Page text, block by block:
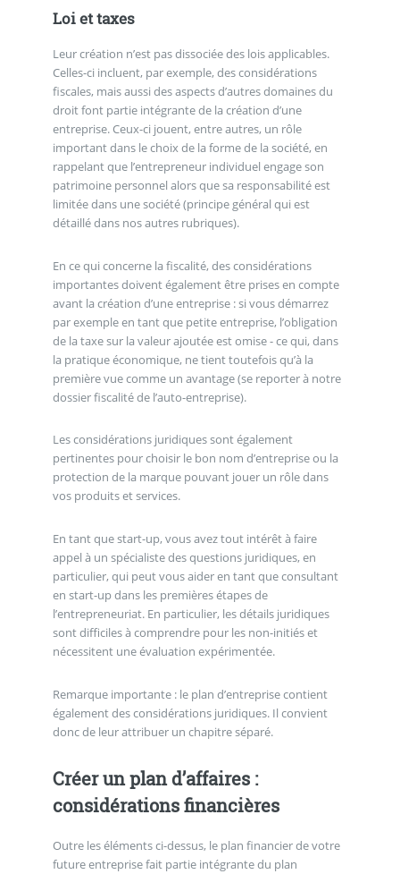
Loi et taxes
Leur création n’est pas dissociée des lois applicables.
Celles-ci incluent, par exemple, des considérations
fiscales, mais aussi des aspects d’autres domaines du
droit font partie intégrante de la création d’une
entreprise. Ceux-ci jouent, entre autres, un rôle
important dans le choix de la forme de la société, en
rappelant que l’entrepreneur individuel engage son
patrimoine personnel alors que sa responsabilité est
limitée dans une société (principe général qui est
détaillé dans nos autres rubriques).
En ce qui concerne la fiscalité, des considérations
importantes doivent également être prises en compte
avant la création d’une entreprise : si vous démarrez
par exemple en tant que petite entreprise, l’obligation
de la taxe sur la valeur ajoutée est omise - ce qui, dans
la pratique économique, ne tient toutefois qu’à la
première vue comme un avantage (se reporter à notre
dossier fiscalité de l’auto-entreprise).
Les considérations juridiques sont également
pertinentes pour choisir le bon nom d’entreprise ou la
protection de la marque pouvant jouer un rôle dans
vos produits et services.
En tant que start-up, vous avez tout intérêt à faire
appel à un spécialiste des questions juridiques, en
particulier, qui peut vous aider en tant que consultant
en start-up dans les premières étapes de
l’entrepreneuriat. En particulier, les détails juridiques
sont difficiles à comprendre pour les non-initiés et
nécessitent une évaluation expérimentée.
Remarque importante : le plan d’entreprise contient
également des considérations juridiques. Il convient
donc de leur attribuer un chapitre séparé.
Créer un plan d’affaires :
considérations financières
Outre les éléments ci-dessus, le plan financier de votre
future entreprise fait partie intégrante du plan